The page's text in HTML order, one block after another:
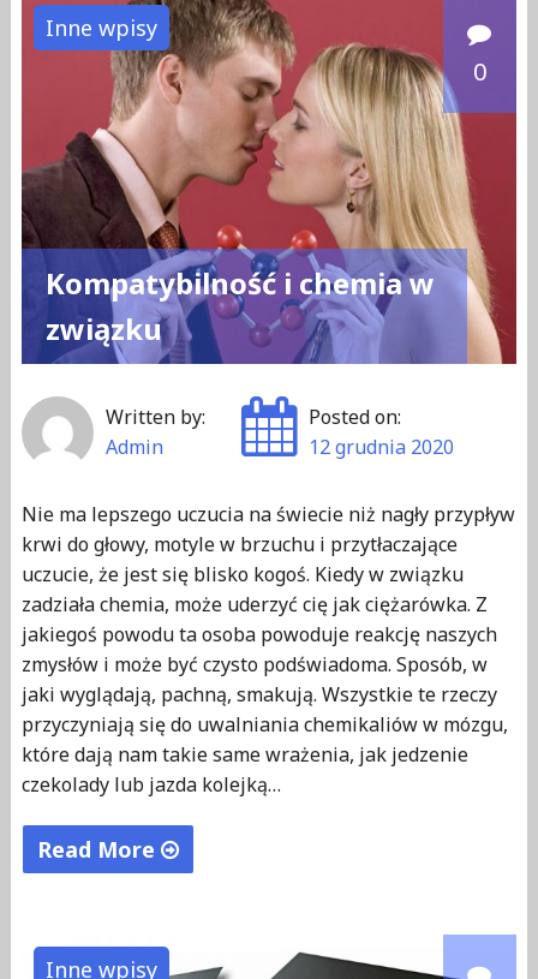
pozwalają
mężczyznom
traktować"
Inne wpisy
0
Kompatybilność i chemia w
związku
Written by:
Admin
Posted on:
12 grudnia 2020
Nie ma lepszego uczucia na świecie niż nagły przypływ
krwi do głowy, motyle w brzuchu i przytłaczające
uczucie, że jest się blisko kogoś. Kiedy w związku
zadziała chemia, może uderzyć cię jak ciężarówka. Z
jakiegoś powodu ta osoba powoduje reakcję naszych
zmysłów i może być czysto podświadoma. Sposób, w
jaki wyglądają, pachną, smakują. Wszystkie te rzeczy
przyczyniają się do uwalniania chemikaliów w mózgu,
które dają nam takie same wrażenia, jak jedzenie
czekolady lub jazda kolejką…
Read More
chemia
Inne wpisy